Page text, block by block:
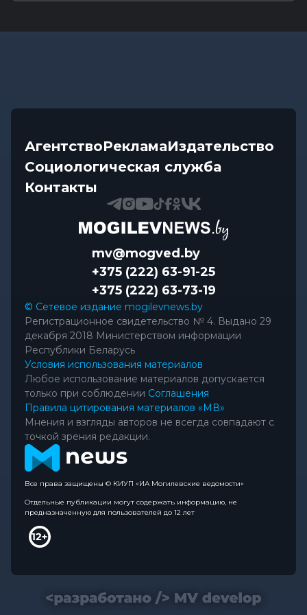
АгентствоРекламаИздательство
Социологическая служба
Контакты
mv@mogved.by
+375 (222) 63-91-25
+375 (222) 63-73-19
© Сетевое издание mogilevnews.by
Регистрационное свидетельство № 4. Выдано 29
декабря 2018 Министерством информации
Республики Беларусь
Условия использования материалов
Любое использование материалов допускается
только при соблюдении Соглашения
Правила цитирования материалов «МВ»
Мнения и взгляды авторов не всегда совпадают с
точкой зрения редакции.
Все права защищены © КИУП «ИА Могилевские ведомости»
Отдельные публикации могут содержать информацию, не
предназначенную для пользователей до 12 лет